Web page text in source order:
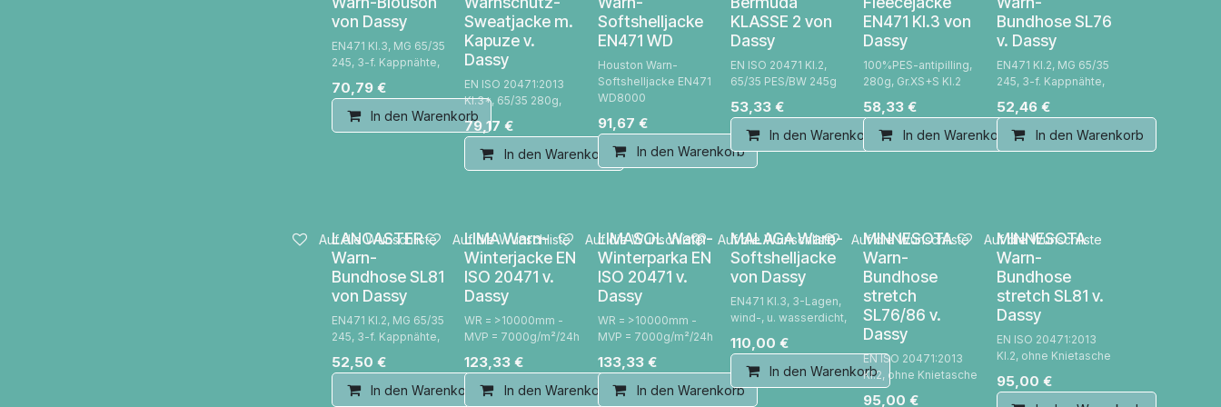
von Dassy
EN471 Kl.3, MG 65/35
245, 3-f. Kappnähte,
70,79 €
In den Warenkorb
Sweatjacke m.
Kapuze v.
Dassy
EN ISO 20471:2013
Kl.3*, 65/35 280g,
79,17 €
In den Warenkorb
Softshelljacke
EN471 WD
Houston Warn-
Softshelljacke EN471
WD8000
91,67 €
In den Warenkorb
KLASSE 2 von
Dassy
EN ISO 20471 Kl.2,
65/35 PES/BW 245g
53,33€
In den Warenkorb
EN471 Kl.3 von
Dassy
100%PES-antipilling,
280g, Gr.XS+S Kl.2
58,33 €
In den Warenkorb
Bundhose SL76
v. Dassy
EN471 Kl.2, MG 65/35
245, 3-f. Kappnähte,
52,46€
In den Warenkorb
LANCASTER
Warn-
Bundhose SL81
von Dassy
EN471 Kl.2, MG 65/35
245, 3-f. Kappnähte,
52,50 €
In den Warenkorb
Auf die Wunschliste
LIMA Warn-
Winterjacke EN
ISO 20471 v.
Dassy
WR = >10000mm -
MVP = 7000g/m²/24h
123,33 €
In den Warenkorb
Auf die Wunschliste
LIMASOL Warn-
Winterparka EN
ISO 20471 v.
Dassy
WR = >10000mm -
MVP = 7000g/m²/24h
133,33€
In den Warenkorb
Auf die Wunschliste
MALAGA Warn-
Softshelljacke
von Dassy
EN471 Kl.3, 3-Lagen,
wind-, u. wasserdicht,
110,00 €
In den Warenkorb
Auf die Wunschliste
MINNESOTA
Warn-
Bundhose
stretch
SL76/86 v.
Dassy
EN ISO 20471:2013
Kl.2, ohne Knietasche
95,00 €
Auf die Wunschliste
MINNESOTA
Warn-
Bundhose
stretch SL81 v.
Dassy
EN ISO 20471:2013
Kl.2, ohne Knietasche
95,00 €
Auf die Wunschliste